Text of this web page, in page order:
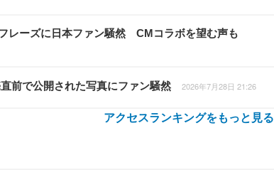
レーズに日本ファン騒然 CMコラボを望む声も
前で公開された写真にファン騒然 2026年7月28日 21:26
アクセスランキングをもっと見る